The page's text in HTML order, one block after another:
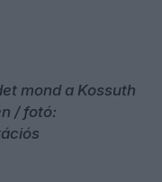
mond a Kossuth
/ fotó: